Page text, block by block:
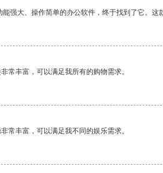
强大、操作简单的办公软件，终于找到了它。
常丰富，可以满足我所有的购物需求。
常丰富，可以满足我不同的娱乐需求。